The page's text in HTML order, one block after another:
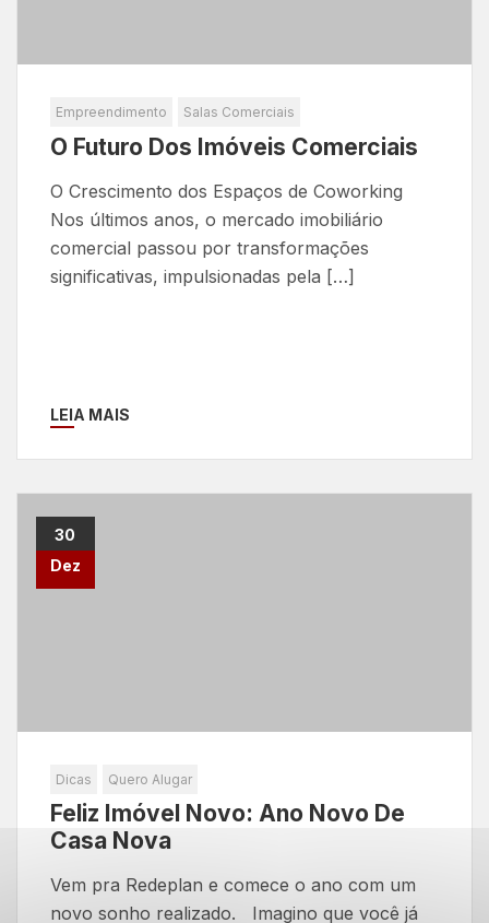
Empreendimento Salas Comerciais
O Futuro Dos Imóveis Comerciais
O Crescimento dos Espaços de Coworking
Nos últimos anos, o mercado imobiliário
comercial passou por transformações
significativas, impulsionadas pela […]
LEIA MAIS
30
Dez
Dicas Quero Alugar
Feliz Imóvel Novo: Ano Novo De
Casa Nova
Vem pra Redeplan e comece o ano com um
novo sonho realizado. Imagino que você já